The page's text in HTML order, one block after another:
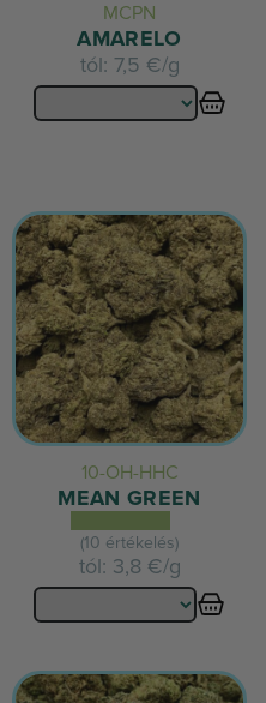
MCPN
AMARELO
tól: 7,5 €/g
10-OH-HHC
MEAN GREEN
(10 értékelés)
tól: 3,8 €/g